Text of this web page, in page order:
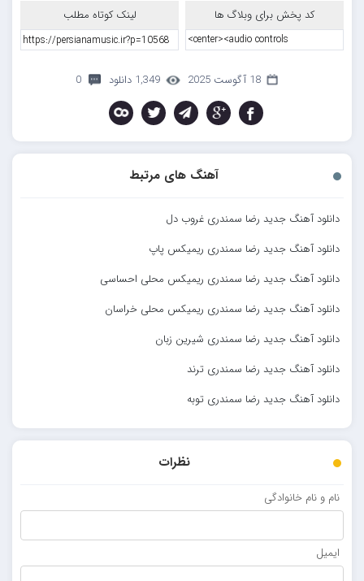
کد پخش برای وبلاگ ها لینک کوتاه مطلب
18 آگوست 2025 1,349 دانلود 0
آهنگ های مرتبط
دانلود آهنگ جدید رضا سمندری غروب دل
دانلود آهنگ جدید رضا سمندری ریمیکس پاپ
دانلود آهنگ جدید رضا سمندری ریمیکس محلی احساسی
دانلود آهنگ جدید رضا سمندری ریمیکس محلی خراسان
دانلود آهنگ جدید رضا سمندری شیرین زبان
دانلود آهنگ جدید رضا سمندری ترند
دانلود آهنگ جدید رضا سمندری توبه
نظرات
نام و نام خانوادگی
ایمیل